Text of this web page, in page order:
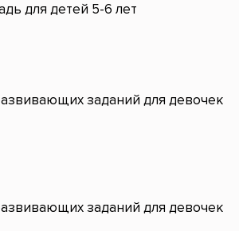
для детей 5-6 лет
заданий для девочек
заданий для девочек